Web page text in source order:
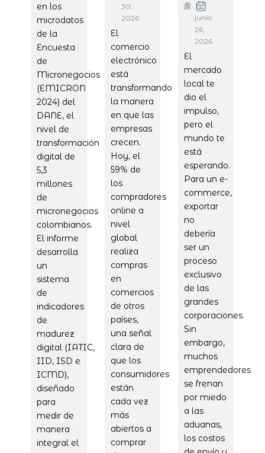
en los
microdatos
de la
Encuesta
de
Micronegocios
(EMICRON
2024) del
DANE, el
nivel de
transformación
digital de
5,3
millones
de
micronegocios
colombianos.
El informe
desarrolla
un
sistema
de
indicadores
de
madurez
digital (IATIC,
IID, ISD e
ICMD),
diseñado
para
medir de
manera
integral el
30,
2026
El
comercio
electrónico
está
transformando
la manera
en que las
empresas
crecen.
Hoy, el
59% de
los
compradores
online a
nivel
global
realiza
compras
en
comercios
de otros
países,
una señal
clara de
que los
consumidores
están
cada vez
más
abiertos a
comprar
junio
26,
2026
El
mercado
local te
dio el
impulso,
pero el
mundo te
está
esperando.
Para un e-
commerce,
exportar
no
debería
ser un
proceso
exclusivo
de las
grandes
corporaciones.
Sin
embargo,
muchos
emprendedores
se frenan
por miedo
a las
aduanas,
los costos